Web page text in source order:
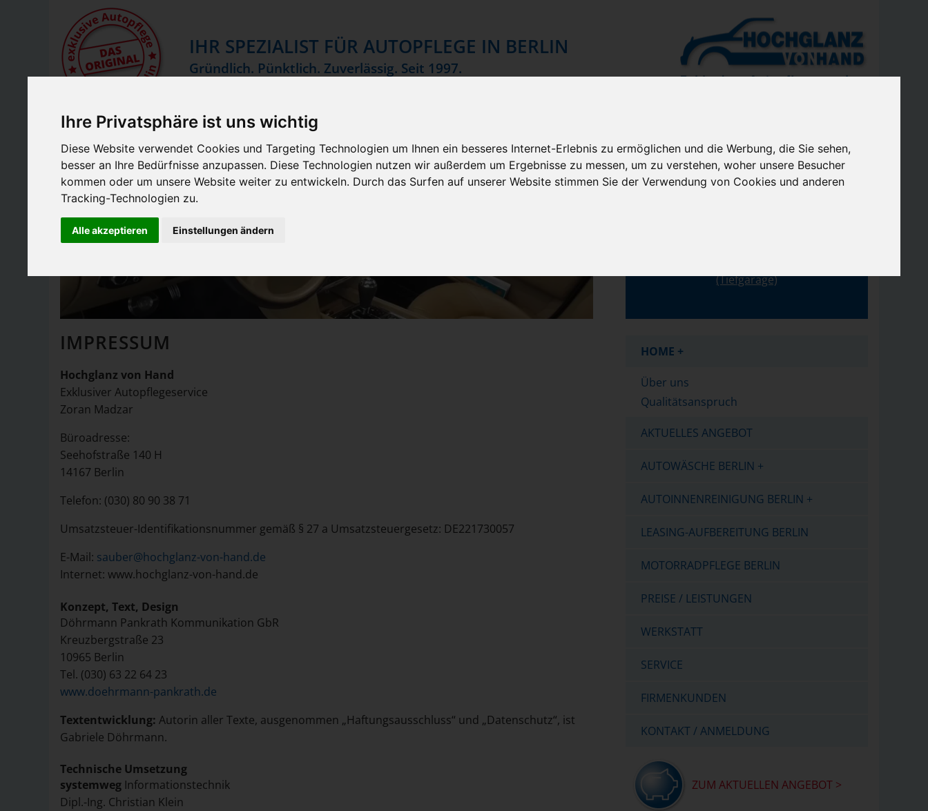
Ihre Privatsphäre ist uns wichtig
Diese Website verwendet Cookies und Targeting Technologien um Ihnen ein besseres Internet-Erlebnis zu ermöglichen und die Werbung, die Sie sehen,
besser an Ihre Bedürfnisse anzupassen. Diese Technologien nutzen wir außerdem um Ergebnisse zu messen, um zu verstehen, woher unsere Besucher
kommen oder um unsere Website weiter zu entwickeln. Durch das Surfen auf unserer Website stimmen Sie der Verwendung von Cookies und anderen
Tracking-Technologien zu.
Alle akzeptieren Einstellungen ändern
IHR SPEZIALIST FÜR AUTOPFLEGE IN BERLIN
Gründlich. Pünktlich. Zuverlässig. Seit 1997.
ANMELDUNG PER TELEFON
(Tiefgarage)
IMPRESSUM
Hochglanz von Hand
Exklusiver Autopflegeservice
Zoran Madzar
Büroadresse:
Seehofstraße 140 H
14167 Berlin
Telefon: (030) 80 90 38 71
Umsatzsteuer-Identifikationsnummer gemäß § 27 a Umsatzsteuergesetz: DE221730057
E-Mail: sauber@hochglanz-von-hand.de
Internet: www.hochglanz-von-hand.de
Konzept, Text, Design
Döhrmann Pankrath Kommunikation GbR
Kreuzbergstraße 23
10965 Berlin
Tel. (030) 63 22 64 23
www.doehrmann-pankrath.de
Textentwicklung: Autorin aller Texte, ausgenommen „Haftungsausschluss“ und „Datenschutz“, ist
Gabriele Döhrmann.
Technische Umsetzung
systemweg Informationstechnik
Dipl.-Ing. Christian Klein
HOME +
Über uns
Qualitätsanspruch
AKTUELLES ANGEBOT
AUTOWÄSCHE BERLIN +
AUTOINNENREINIGUNG BERLIN +
LEASING-AUFBEREITUNG BERLIN
MOTORRADPFLEGE BERLIN
PREISE / LEISTUNGEN
WERKSTATT
SERVICE
FIRMENKUNDEN
KONTAKT / ANMELDUNG
ZUM AKTUELLEN ANGEBOT >